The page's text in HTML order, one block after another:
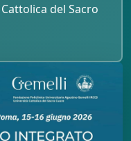
del Sacro